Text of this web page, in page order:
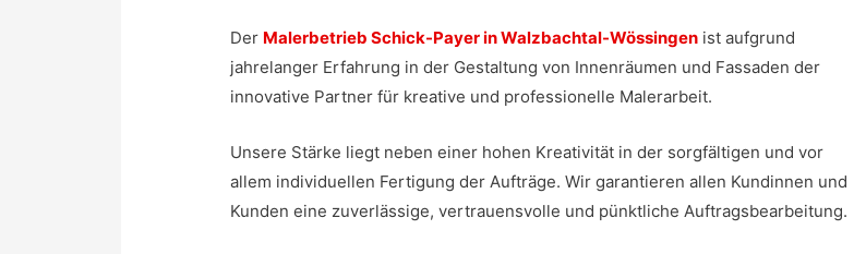
Der Malerbetrieb Schick-Payer in Walzbachtal-Wössingen ist aufgrund
jahrelanger Erfahrung in der Gestaltung von Innenräumen und Fassaden der
innovative Partner für kreative und professionelle Malerarbeit.
Unsere Stärke liegt neben einer hohen Kreativität in der sorgfältigen und vor
allem individuellen Fertigung der Aufträge. Wir garantieren allen Kundinnen und
Kunden eine zuverlässige, vertrauensvolle und pünktliche Auftragsbearbeitung.